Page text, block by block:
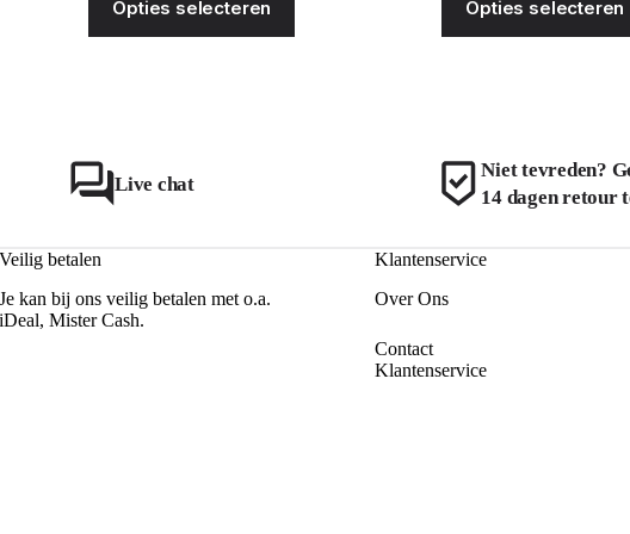
was:
€34.99.
is:
€25.00.
Opties selecteren
was:
€34.99.
is:
€25.00.
Opties selecteren
Live chat
Niet tevreden?
14 dagen retour
Veilig betalen
Je kan bij ons veilig betalen met o.a.
iDeal, Mister Cash.
Klantenservice
Over Ons
Contact
Klantenservice